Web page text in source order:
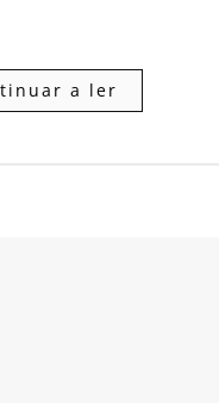
a ler